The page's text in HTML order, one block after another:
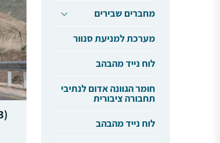
מחברים שבירים
מערכת למניעת סנוור
לוח נייד מהבהב
חומר הגוונה אדום לנתיבי
תחבורה ציבורית
לוח נייד מהבהב